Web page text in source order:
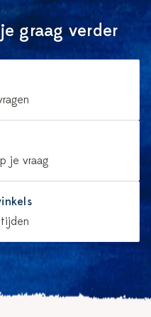
graag verder
je vraag